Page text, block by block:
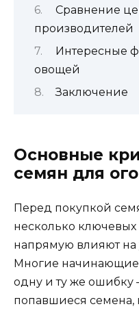
Сравнение
производителей
Интересные
овощей
Заключение
Основные
семян для
Перед покупкой
несколько ключевых
напрямую влияют на
Многие
одну и ту же
попавшиеся семена,